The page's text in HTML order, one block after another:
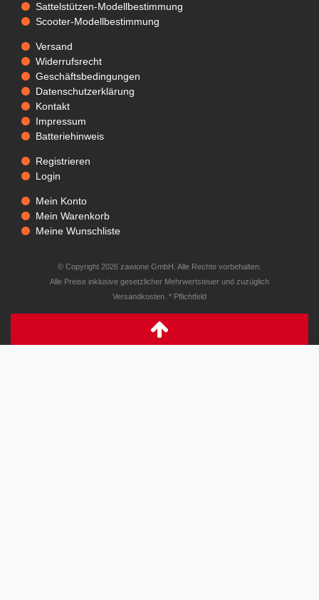
Sattelstützen-Modellbestimmung
Scooter-Modellbestimmung
Versand
Widerrufsrecht
Geschäftsbedingungen
Datenschutzerklärung
Kontakt
Impressum
Batteriehinweis
Registrieren
Login
Mein Konto
Mein Warenkorb
Meine Wunschliste
© Copyright 2026 zawione GmbH. Alle Rechte vorbehalten.
Alle Preise inklusive gesetzlicher Mehrwertsteuer und zuzüglich
Versandkosten. * Pflichtfeld